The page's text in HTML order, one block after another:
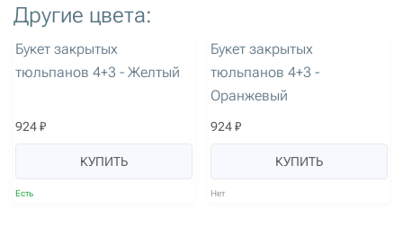
Другие цвета:
артикул: 1613
Букет закрытых
тюльпанов 4+3 - Желтый
924 ₽
КУПИТЬ
Есть
Букет закрытых
тюльпанов 4+3 -
Оранжевый
924 ₽
КУПИТЬ
Нет